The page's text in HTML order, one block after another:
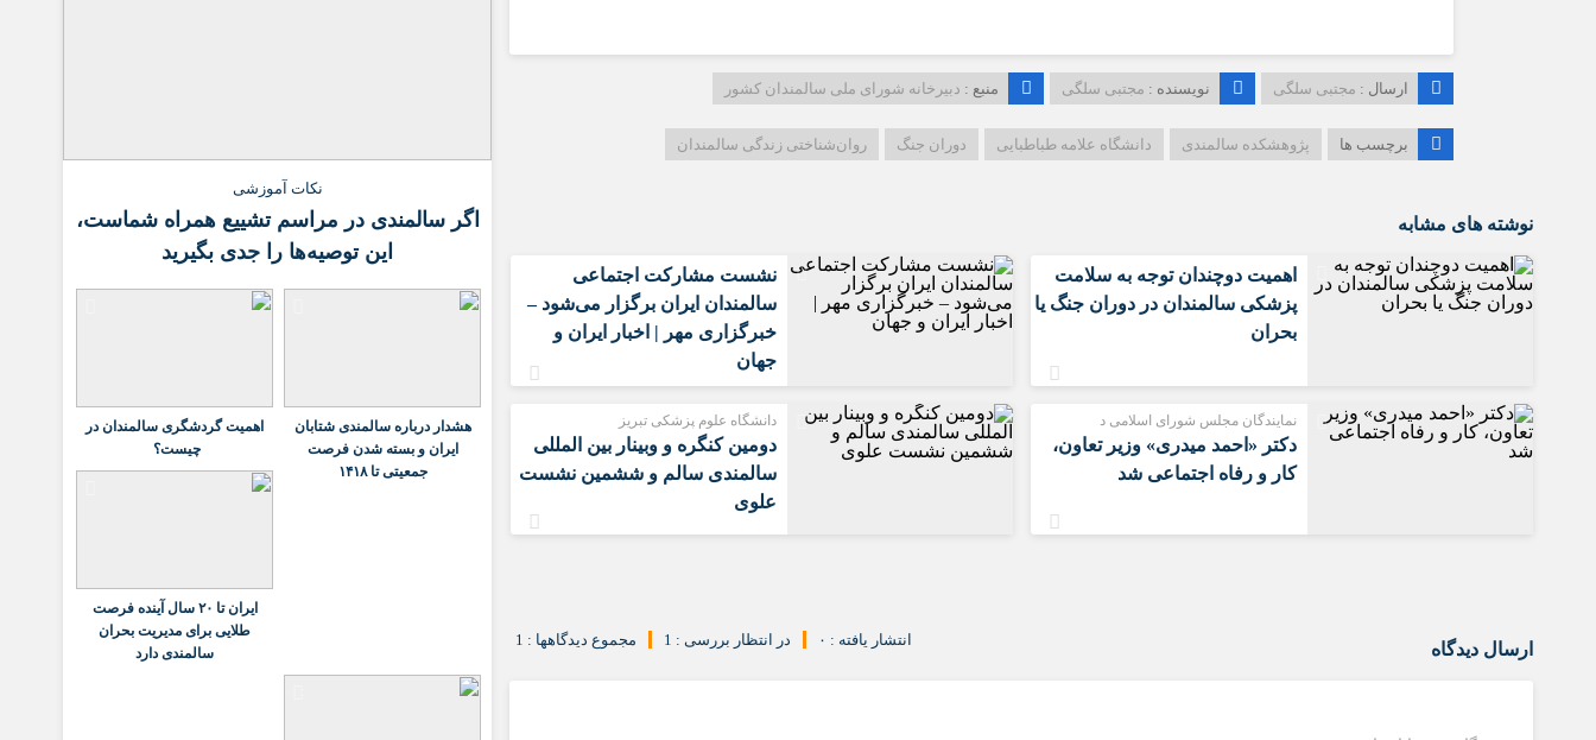
ارسال : مجتبی سلگی نویسنده : مجتبی سلگی منبع : دبیرخانه شورای ملی سالمندان کشور
برچسب ها پژوهشکده سالمندی دانشگاه علامه طباطبایی دوران جنگ روان‌شناختی زندگی سالمندان
نوشته های مشابه
اهمیت دوچندان توجه به سلامت
پزشکی سالمندان در دوران جنگ یا
بحران‌
نشست مشارکت اجتماعی
سالمندان ایران برگزار می‌شود –
خبرگزاری مهر | اخبار ایران و
جهان
نمایندگان مجلس شورای اسلامی د
دکتر «احمد میدری» وزیر تعاون،
کار و رفاه اجتماعی شد
دانشگاه علوم پزشکی تبریز
دومین کنگره و وبینار بین المللی
سالمندی سالم و ششمین نشست
علوی
ارسال دیدگاه مجموع دیدگاهها : 1 در انتظار بررسی : 1 انتشار یافته : ۰
نکات آموزشی
اگر سالمندی در مراسم تشییع همراه شماست،
این توصیه‌ها را جدی بگیرید
هشدار درباره سالمندی شتابان
ایران و بسته شدن فرصت
جمعیتی تا ۱۴۱۸
اهمیت گردشگری سالمندان در
چیست؟
ایران تا ۲۰ سال آینده فرصت
طلایی برای مدیریت بحران
سالمندی دارد